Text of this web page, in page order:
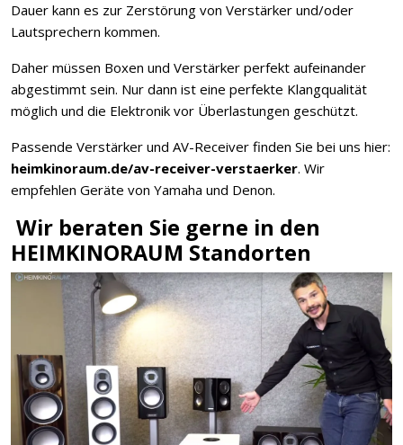
Dauer kann es zur Zerstörung von Verstärker und/oder
Lautsprechern kommen.
Daher müssen Boxen und Verstärker perfekt aufeinander
abgestimmt sein. Nur dann ist eine perfekte Klangqualität
möglich und die Elektronik vor Überlastungen geschützt.
Passende Verstärker und AV-Receiver finden Sie bei uns hier:
heimkinoraum.de/av-receiver-verstaerker. Wir
empfehlen Geräte von Yamaha und Denon.
Wir beraten Sie gerne in den
HEIMKINORAUM Standorten